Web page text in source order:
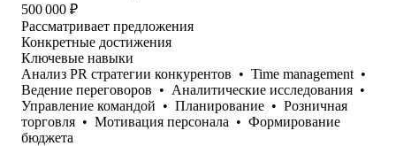
500 000 ₽
Рассматривает предложения
Конкретные достижения
Ключевые навыки
Анализ PR стратегии конкурентов • Time management •
Ведение переговоров • Аналитические исследования •
Управление командой • Планирование • Розничная
торговля • Мотивация персонала • Формирование
бюджета